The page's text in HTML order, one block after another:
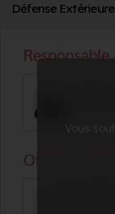
Défense
Vous